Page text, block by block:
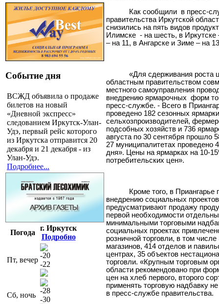
Событие дня
ВСЖД объявила о продаже
билетов на новый
«Дневной экспресс»
следованием Иркутск-Улан-
Удэ, первый рейс которого
из Иркутска отправится 20
декабря и 21 декабря - из
Улан-Удэ.
Подробнее...
Погода
г. Иркутск
Подробно
Пт, вечер
-20
-22
Сб, ночь
-28
-30
Как сообщили в пресс-
правительства Иркутской
снизились на пять видов
Илимске - на шесть, в
– на 11, в Ангарске и Зиме – на
«Для сдерживания роста
областным правительством
местного самоуправления
внедрению ярмарочных форм
пресс-службе. - Всего в
проведено 182 сезонных
сельхозпроизводителей,
подсобных хозяйств и 736
августа по 30 сентября прошло
27 муниципалитетах проведено
дня». Цены на ярмарках на 10-
потребительских цен».
Кроме того, в
внедрению социальных
предусматривают продажу
первой необходимости
минимальными торговыми
социальных проектах
розничной торговли, в том
магазинов, 414 отделов и
центрах, 35 объектов
торговли. «Крупным торговым
области рекомендовано при
цен на хлеб первого, второго
применять торговую надбавку
в пресс-службе правительства.